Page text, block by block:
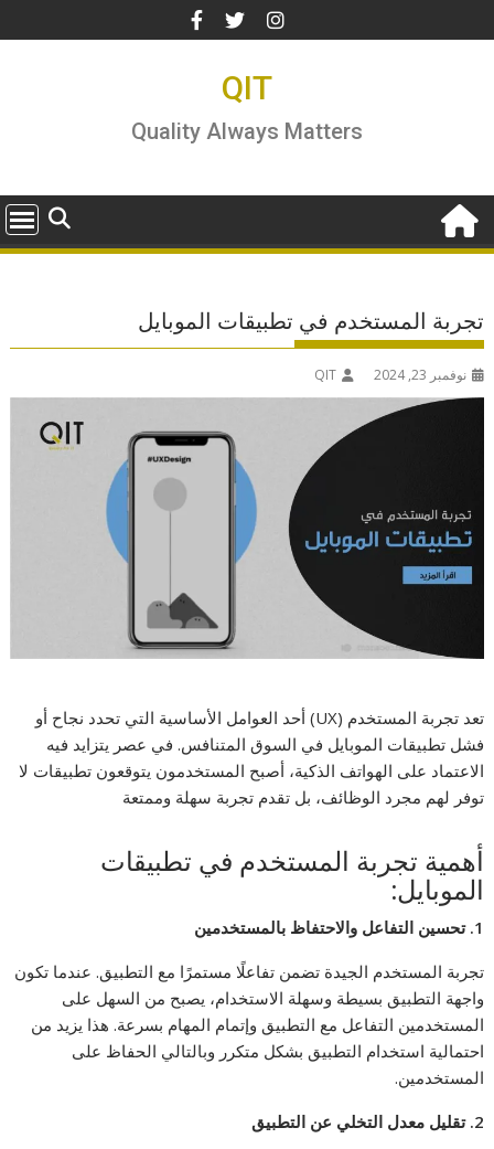
to
QIT
Quality Always Matters
تجربة المستخدم في تطبيقات الموبايل
نوفمبر 23, 2024 QIT
تعد تجربة المستخدم (UX) أحد العوامل الأساسية التي تحدد نجاح أو
فشل تطبيقات الموبايل في السوق المتنافس. في عصر يتزايد فيه
الاعتماد على الهواتف الذكية، أصبح المستخدمون يتوقعون تطبيقات لا
توفر لهم مجرد الوظائف، بل تقدم تجربة سهلة وممتعة
أهمية تجربة المستخدم في تطبيقات
الموبايل:
1. تحسين التفاعل والاحتفاظ بالمستخدمين
تجربة المستخدم الجيدة تضمن تفاعلًا مستمرًا مع التطبيق. عندما تكون
واجهة التطبيق بسيطة وسهلة الاستخدام، يصبح من السهل على
المستخدمين التفاعل مع التطبيق وإتمام المهام بسرعة. هذا يزيد من
احتمالية استخدام التطبيق بشكل متكرر وبالتالي الحفاظ على
المستخدمين.
2. تقليل معدل التخلي عن التطبيق